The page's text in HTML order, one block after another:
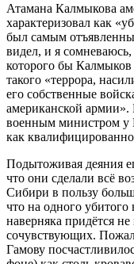
Атамана Калмыкова
характеризовал как
был самым
видел, и я сомневаюсь,
которого бы
такого «террора,
его собственные
американской
военным министром у
как
Подытоживая деяния
что они сделали всё
Сибири в пользу
что на одного
наверняка придётся
сочувствующих.
Гамову